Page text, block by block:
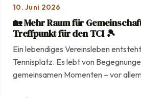
10. Juni 2026
🏡 Mehr Raum für
Treffpunkt für den TCI 🎾
Ein lebendiges Vereinsleben
Tennisplatz. Es lebt von
gemeinsamen Momenten – vor